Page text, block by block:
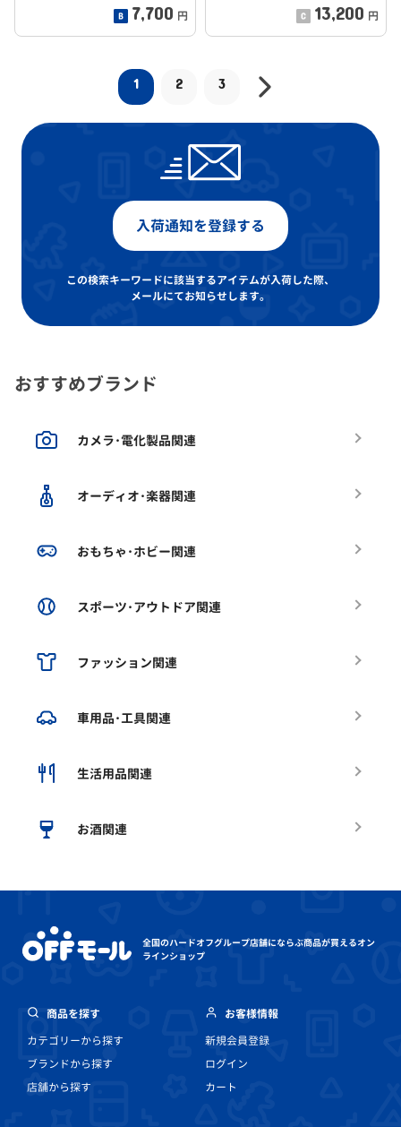
7,700 円 13,200 円
1 2 3
入荷通知を登録する
この検索キーワードに該当するアイテムが入荷した際、
メールにてお知らせします。
おすすめブランド
カメラ･電化製品関連
オーディオ･楽器関連
おもちゃ･ホビー関連
スポーツ･アウトドア関連
ファッション関連
車用品･工具関連
生活用品関連
お酒関連
全国のハードオフグループ店舗にならぶ商品が買えるオン
ラインショップ
商品を探す
カテゴリーから探す
ブランドから探す
店舗から探す
お客様情報
新規会員登録
ログイン
カート